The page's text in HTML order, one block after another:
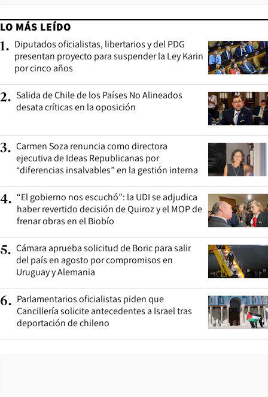
LO MÁS LEÍDO
1. Diputados oficialistas, libertarios y del PDG
presentan proyecto para suspender la Ley Karin
por cinco años
2. Salida de Chile de los Países No Alineados
desata críticas en la oposición
3. Carmen Soza renuncia como directora
ejecutiva de Ideas Republicanas por
“diferencias insalvables” en la gestión interna
4. “El gobierno nos escuchó”: la UDI se adjudica
haber revertido decisión de Quiroz y el MOP de
frenar obras en el Biobío
5. Cámara aprueba solicitud de Boric para salir
del país en agosto por compromisos en
Uruguay y Alemania
6. Parlamentarios oficialistas piden que
Cancillería solicite antecedentes a Israel tras
deportación de chileno